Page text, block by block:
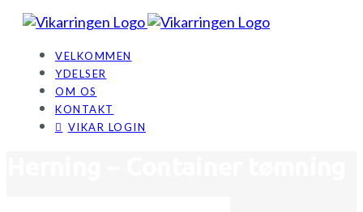
Skip
contentVELKOMMEN
YDELSER
OM OS
KONTAKT
VIKAR LOGIN